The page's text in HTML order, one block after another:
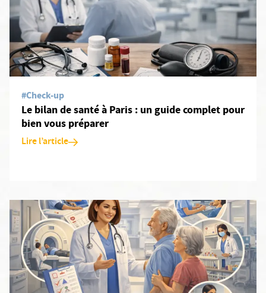
#Check-up
Le bilan de santé à Paris : un guide complet pour
bien vous préparer
Lire l’article
En savoir plus: Pourquoi un bilan de santé complet est